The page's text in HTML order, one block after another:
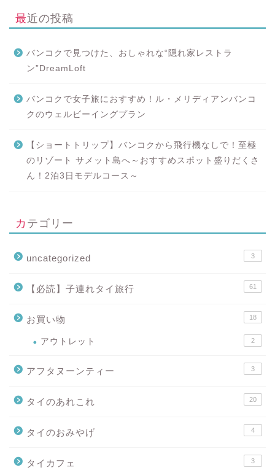
最近の投稿
バンコクで見つけた、おしゃれな“隠れ家レストラ
ン”DreamLoft
バンコクで女子旅におすすめ！ル・メリディアンバンコ
クのウェルビーイングプラン
【ショートトリップ】バンコクから飛行機なしで！至極
のリゾート サメット島へ～おすすめスポット盛りだくさ
ん！2泊3日モデルコース～
カテゴリー
uncategorized 3
【必読】子連れタイ旅行 61
お買い物 18
アウトレット 2
アフタヌーンティー 3
タイのあれこれ 20
タイのおみやげ 4
タイカフェ 3